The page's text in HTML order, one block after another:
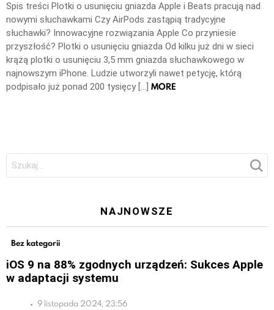
Spis treści Plotki o usunięciu gniazda Apple i Beats pracują nad
nowymi słuchawkami Czy AirPods zastąpią tradycyjne
słuchawki? Innowacyjne rozwiązania Apple Co przyniesie
przyszłość? Plotki o usunięciu gniazda Od kilku już dni w sieci
krążą plotki o usunięciu 3,5 mm gniazda słuchawkowego w
najnowszym iPhone. Ludzie utworzyli nawet petycję, którą
podpisało już ponad 200 tysięcy […] MORE
Szukaj:
NAJNOWSZE
Bez kategorii
iOS 9 na 88% zgodnych urządzeń: Sukces Apple
w adaptacji systemu
9 listopada 2024, 23:56